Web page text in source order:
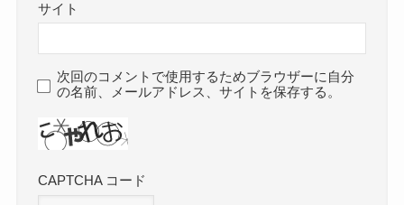
サイト
次回のコメントで使用するためブラウザーに自分
の名前、メールアドレス、サイトを保存する。
CAPTCHA コード